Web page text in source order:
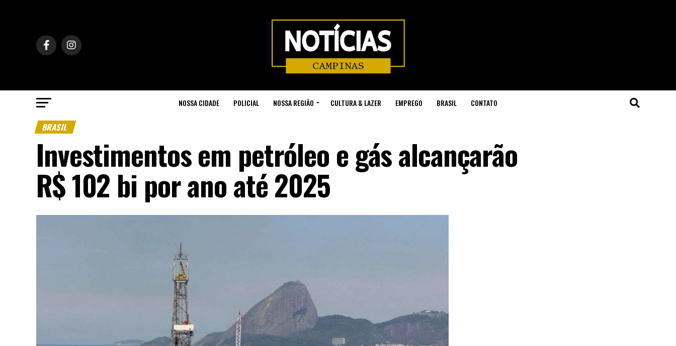
NOSSA CIDADE POLICIAL NOSSA REGIÃO CULTURA & LAZER EMPREGO BRASIL CONTATO
BRASIL
Investimentos em petróleo e gás alcançarão
R$ 102 bi por ano até 2025